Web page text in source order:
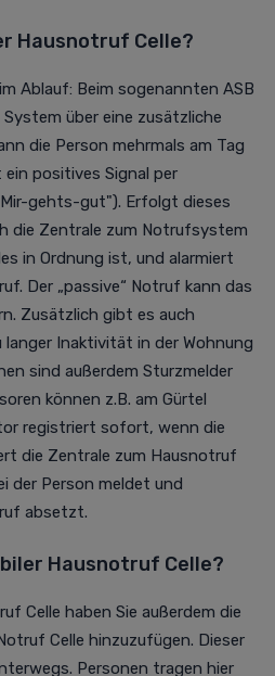
Hausnotruf Celle?
Ablauf: Beim sogenannten ASB
über eine zusätzliche
die Person mehrmals am Tag
positives Signal per
gehts-gut"). Erfolgt dieses
die Zentrale zum Notrufsystem
in Ordnung ist, und alarmiert
Der „passive“ Notruf kann das
Zusätzlich gibt es auch
Inaktivität in der Wohnung
sind außerdem Sturzmelder
können z.B. am Gürtel
registriert sofort, wenn die
die Zentrale zum Hausnotruf
der Person meldet und
absetzt.
Hausnotruf Celle?
Celle haben Sie außerdem die
Celle hinzuzufügen. Dieser
Personen tragen hier